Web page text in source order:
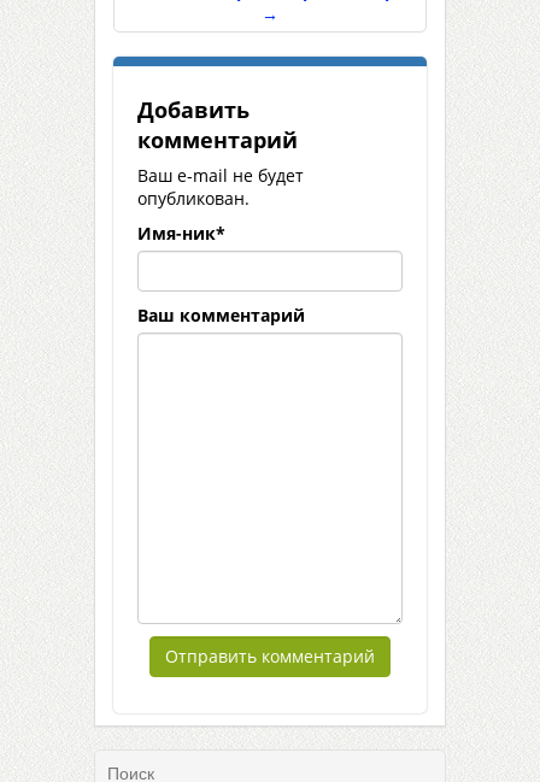
→
Добавить
комментарий
Ваш e-mail не будет
опубликован.
Имя-ник*
Ваш комментарий